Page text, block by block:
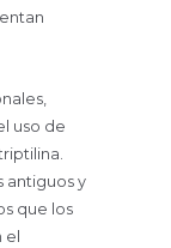
uso de
antiguos y
que los